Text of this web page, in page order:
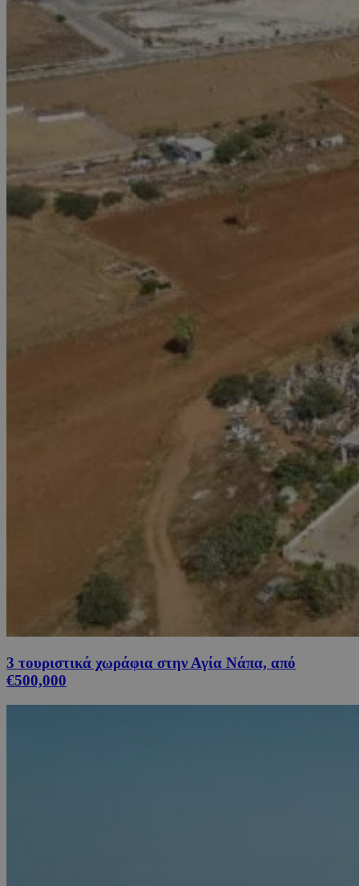
3 τουριστικά χωράφια στην Αγία Νάπα, από
€500,000